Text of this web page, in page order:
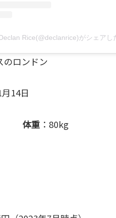
Rice(@declanrice)がシェアし
のロンドン
14日
体重 ：80kg